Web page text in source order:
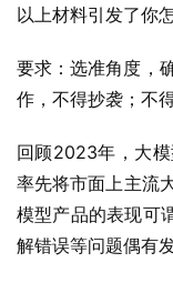
以上材料引发了你
要求：选准角度，
作，不得抄袭；不
回顾2023年，大
率先将市面上主流
模型产品的表现可
解错误等问题偶有发